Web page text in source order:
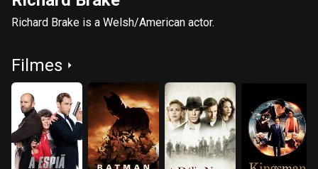
Richard Brake is a Welsh/American actor.
Filmes